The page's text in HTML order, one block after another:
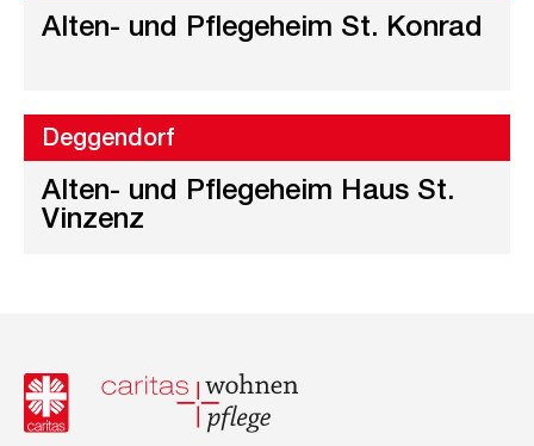
Alten- und Pflegeheim St. Konrad
Deggendorf
Alten- und Pflegeheim Haus St.
Vinzenz